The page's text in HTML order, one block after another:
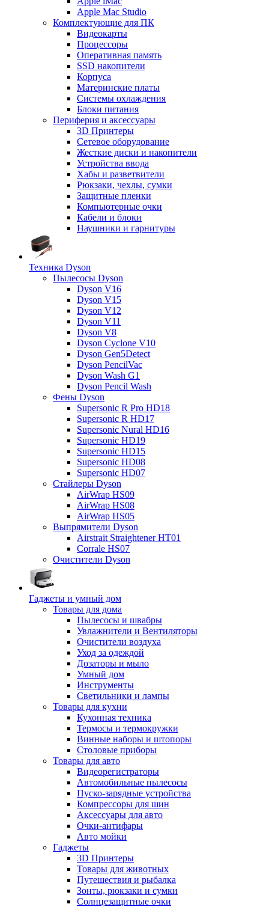
Apple Mac Studio
Комплектующие для ПК
Видеокарты
Процессоры
Оперативная память
SSD накопители
Корпуса
Материнские платы
Системы охлаждения
Блоки питания
Периферия и аксессуары
3D Принтеры
Сетевое оборудование
Жесткие диски и накопители
Устройства ввода
Хабы и разветвители
Рюкзаки, чехлы, сумки
Защитные пленки
Компьютерные очки
Кабели и блоки
Наушники и гарнитуры
Техника Dyson
Пылесосы Dyson
Dyson V16
Dyson V15
Dyson V12
Dyson V11
Dyson V8
Dyson Cyclone V10
Dyson Gen5Detect
Dyson PencilVac
Dyson Wash G1
Dyson Pencil Wash
Фены Dyson
Supersonic R Pro HD18
Supersonic R HD17
Supersonic Nural HD16
Supersonic HD19
Supersonic HD15
Supersonic HD08
Supersonic HD07
Стайлеры Dyson
AirWrap HS09
AirWrap HS08
AirWrap HS05
Выпрямители Dyson
Airstrait Straightener HT01
Corrale HS07
Очистители Dyson
Гаджеты и умный дом
Товары для дома
Пылесосы и швабры
Увлажнители и Вентиляторы
Очистители воздуха
Уход за одеждой
Дозаторы и мыло
Умный дом
Инструменты
Светильники и лампы
Товары для кухни
Кухонная техника
Термосы и термокружки
Винные наборы и штопоры
Столовые приборы
Товары для авто
Видеорегистраторы
Автомобильные пылесосы
Пуско-зарядные устройства
Компрессоры для шин
Аксессуары для авто
Очки-антифары
Авто мойки
Гаджеты
3D Принтеры
Товары для животных
Путешествия и рыбалка
Зонты, рюкзаки и сумки
Солнцезащитные очки